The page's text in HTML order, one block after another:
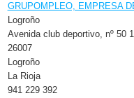
GRUPOMPLEO, EMPRESA
Logroño
Avenida club deportivo, nº 50
26007
Logroño
La Rioja
941 229 392